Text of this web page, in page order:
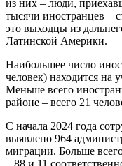
из них – люди,
тысячи иностранцев –
это выходцы из
Латинской Америки.
Наибольшее число
человек) находится на
Меньше всего
районе – всего 21
С начала 2024 года
выявлено 964
миграции. Больше
– 88 и 11